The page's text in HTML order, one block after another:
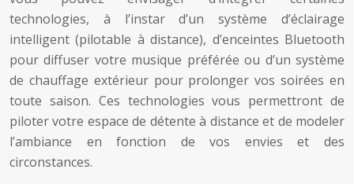
technologies, à l’instar d’un système d’éclairage
intelligent (pilotable à distance), d’enceintes Bluetooth
pour diffuser votre musique préférée ou d’un système
de chauffage extérieur pour prolonger vos soirées en
toute saison. Ces technologies vous permettront de
piloter votre espace de détente à distance et de modeler
l’ambiance en fonction de vos envies et des
circonstances.